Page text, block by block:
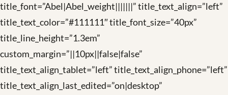
title_font=”Abel|Abel_weight|||||||” title_text_align=”left”
title_text_color=”#111111″ title_font_size=”40px”
title_line_height=”1.3em”
custom_margin=”||10px||false|false”
title_text_align_tablet=”left” title_text_align_phone=”left”
title_text_align_last_edited=”on|desktop”